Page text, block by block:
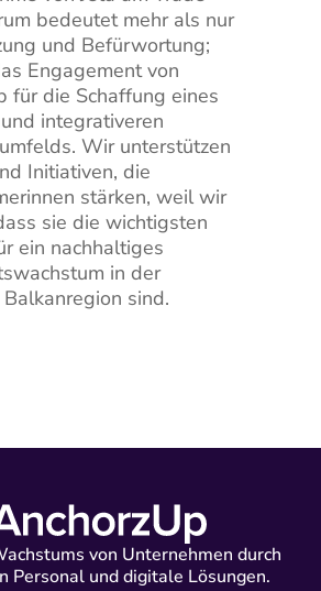
bedeutet mehr als nur
und Befürwortung;
Engagement von
für die Schaffung eines
integrativeren
Wir unterstützen
Initiativen, die
stärken, weil wir
sie die wichtigsten
ein nachhaltiges
in der
sind.
von Unternehmen durch
Personal und digitale Lösungen.